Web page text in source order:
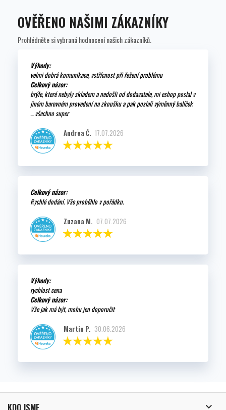
OVĚŘENO NAŠIMI ZÁKAZNÍKY
Prohlédněte si vybraná hodnocení našich zákazníků.
Výhody:
velmi dobrá komunikace, vstřícnost při řešení problému
Celkový názor:
brýle, které nebyly skladem a nedošli od dodavatele, mi eshop poslal v
jiném barevném provedení na zkoušku a pak poslali výměnný balíček
... všechno super
Andrea Č. 17.07.2026
Celkový názor:
Rychlé dodání. Vše proběhlo v pořádku.
Zuzana M. 07.07.2026
Výhody:
rychlost cena
Celkový názor:
Vše jak má být, mohu jen doporučit
Martin P. 30.06.2026
KDO JSME 